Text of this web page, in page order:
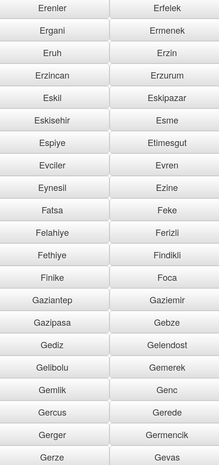
Erenler
Erfelek
Ergani
Ermenek
Eruh
Erzin
Erzincan
Erzurum
Eskil
Eskipazar
Eskisehir
Esme
Espiye
Etimesgut
Evciler
Evren
Eynesil
Ezine
Fatsa
Feke
Felahiye
Ferizli
Fethiye
Findikli
Finike
Foca
Gaziantep
Gaziemir
Gazipasa
Gebze
Gediz
Gelendost
Gelibolu
Gemerek
Gemlik
Genc
Gercus
Gerede
Gerger
Germencik
Gerze
Gevas